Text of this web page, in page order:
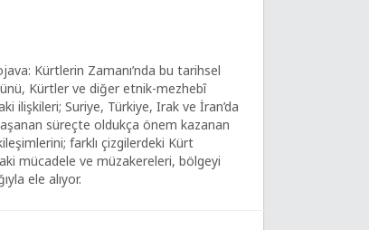
Kürtlerin Zamanı’nda bu tarihsel
Kürtler ve diğer etnik-mezhebî
ilişkileri; Suriye, Türkiye, Irak ve İran’da
süreçte oldukça önem kazanan
farklı çizgilerdeki Kürt
mücadele ve müzakereleri, bölgeyi
ele alıyor.